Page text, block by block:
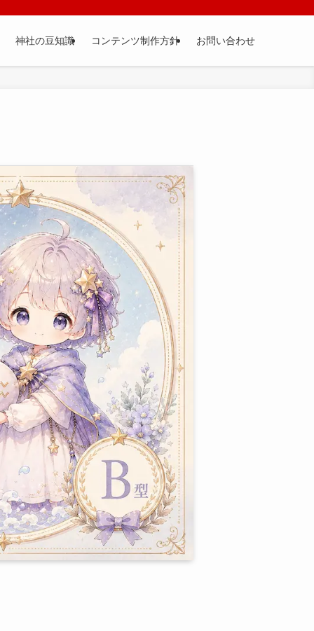
神社の豆知識 コンテンツ制作方針 お問い合わせ